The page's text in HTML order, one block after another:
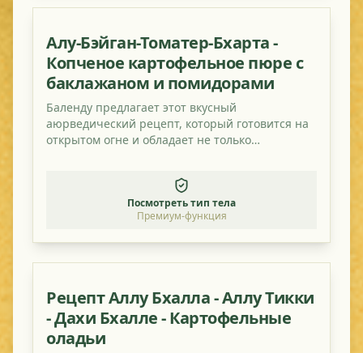
Алу-Бэйган-Томатер-Бхарта -
Копченое картофельное пюре с
баклажаном и помидорами
Баленду предлагает этот вкусный
аюрведический рецепт, который готовится на
открытом огне и обладает не только
Посмотреть тип тела
Премиум-функция
Рецепт Аллу Бхалла - Аллу Тикки
- Дахи Бхалле - Картофельные
оладьи